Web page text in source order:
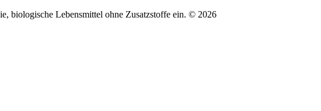
biologische Lebensmittel ohne Zusatzstoffe ein. © 2026